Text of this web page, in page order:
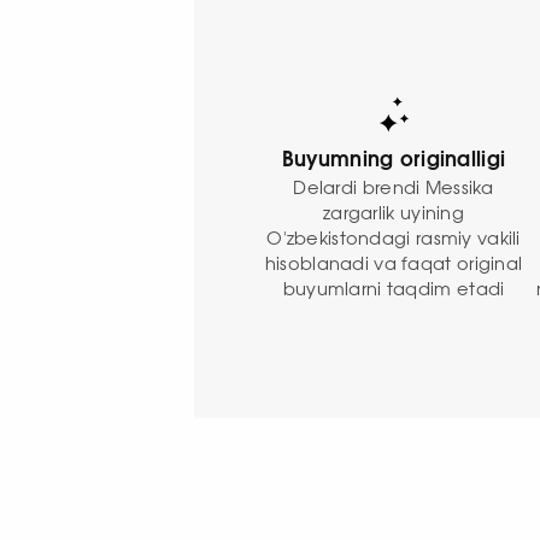
Buyumning originalligi
Delardi brendi Messika
zargarlik uyining
O'zbekistondagi rasmiy vakili
hisoblanadi va faqat original
buyumlarni taqdim etadi